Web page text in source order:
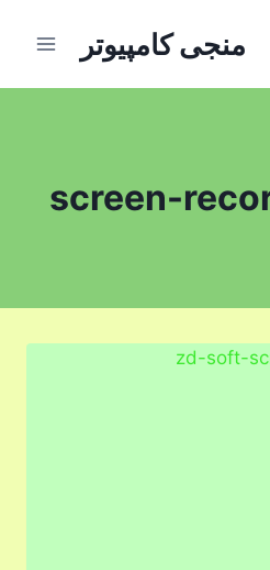
منجی کامپیوتر
screen-